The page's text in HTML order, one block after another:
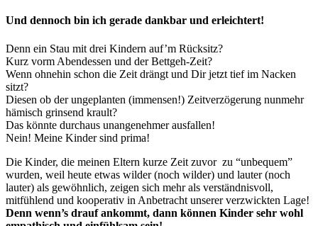
Und dennoch bin ich gerade dankbar und erleichtert!
Denn ein Stau mit drei Kindern auf’m Rücksitz?
Kurz vorm Abendessen und der Bettgeh-Zeit?
Wenn ohnehin schon die Zeit drängt und Dir jetzt tief im Nacken
sitzt?
Diesen ob der ungeplanten (immensen!) Zeitverzögerung nunmehr
hämisch grinsend krault?
Das könnte durchaus unangenehmer ausfallen!
Nein! Meine Kinder sind prima!
Die Kinder, die meinen Eltern kurze Zeit zuvor zu “unbequem”
wurden, weil heute etwas wilder (noch wilder) und lauter (noch
lauter) als gewöhnlich, zeigen sich mehr als verständnisvoll,
mitfühlend und kooperativ in Anbetracht unserer verzwickten Lage!
Denn wenn’s drauf ankommt, dann können Kinder sehr wohl